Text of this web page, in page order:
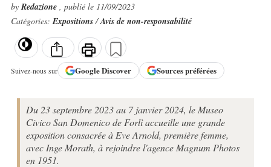
byRedazione , publié le 11/09/2023
Catégories:Expositions/Avis de non-responsabilité
Suivez-nous sur GoogleDiscover Sources préférées
Du 23 septembre 2023 au 7 janvier 2024, le Museo
Civico San Domenico de Forlì accueille une grande
exposition consacrée à Eve Arnold, première femme,
avec Inge Morath, à rejoindre l'agence Magnum Photos
en 1951.